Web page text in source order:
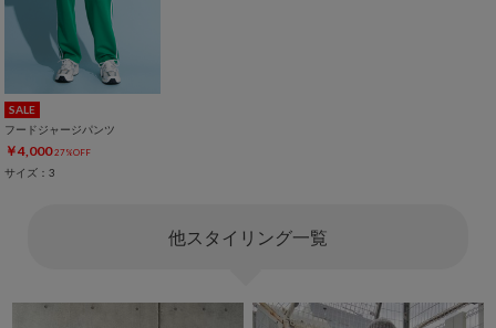
SALE
フードジャージパンツ
￥4,000 27%OFF
サイズ：3
他スタイリング一覧